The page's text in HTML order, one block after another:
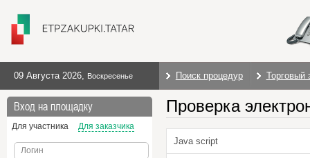
09 Августа 2026, Воскресенье Поиск процедур Торговый
Вход на площадку
Для участника Для заказчика
Логин
Проверка
Java script